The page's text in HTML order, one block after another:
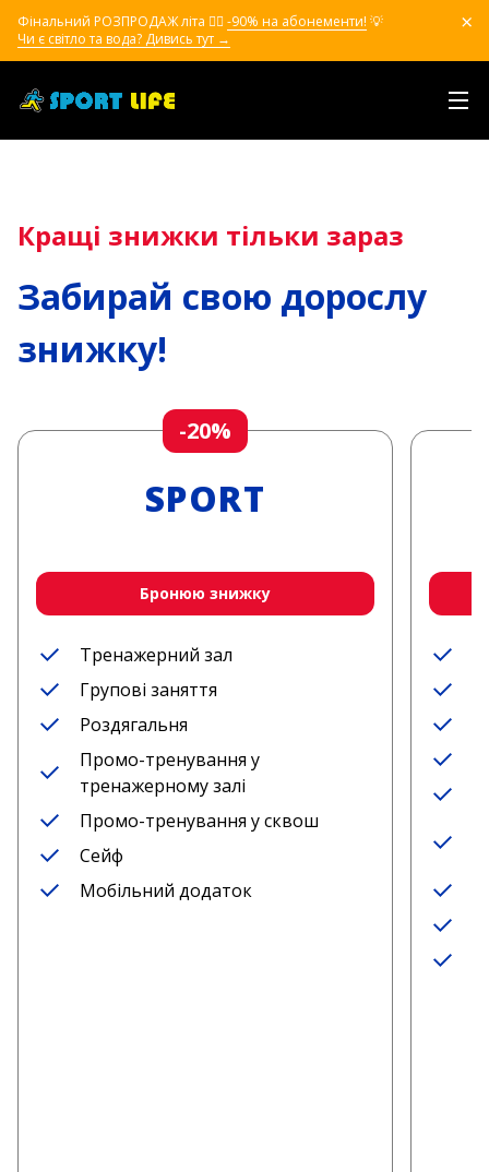
Фінальний РОЗПРОДАЖ літа ❤️‍🔥 -90% на абонементи! 💡
Чи є світло та вода? Дивись тут →
Кращі знижки тільки зараз
Забирай свою дорослу
знижку!
-20%
SPORT
Бронюю знижку
Тренажерний зал
Групові заняття
Роздягальня
Промо-тренування у
тренажерному залі
Промо-тренування у сквош
Сейф
Мобільний додаток